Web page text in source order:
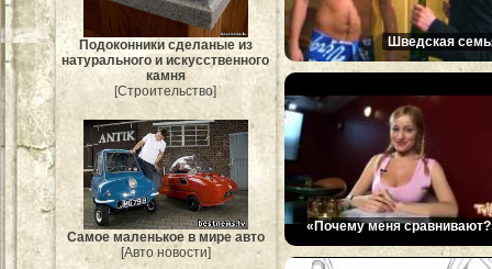
Подоконники сделаные из
натурального и искусственного
камня
[Строительство]
Самое маленькое в мире авто
[Авто новости]
Шведская
«Почему меня